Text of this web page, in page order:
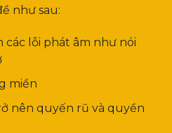
như sau:
các lỗi phát âm như nói
miền
nên quyến rũ và quyền